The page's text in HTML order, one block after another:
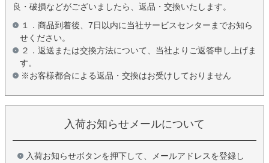
良・破損などがございましたら、返品・交換いたします。
１．商品到着後、7日以内に当社サービスセンターまでお知ら
せください。
２．返送または交換方法について、当社よりご返答申し上げま
す。
※お客様都合による返品・交換はお受けしておりません
入荷お知らせメールについて
入荷お知らせボタンを押下して、メールアドレスを登録し